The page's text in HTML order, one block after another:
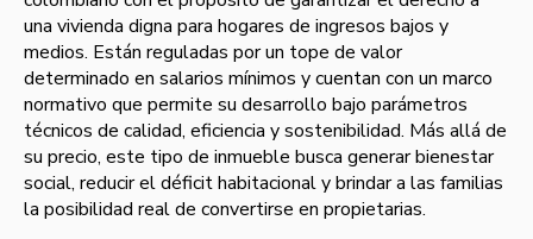
una vivienda digna para hogares de ingresos bajos y
medios. Están reguladas por un tope de valor
determinado en salarios mínimos y cuentan con un marco
normativo que permite su desarrollo bajo parámetros
técnicos de calidad, eficiencia y sostenibilidad. Más allá de
su precio, este tipo de inmueble busca generar bienestar
social, reducir el déficit habitacional y brindar a las familias
la posibilidad real de convertirse en propietarias.